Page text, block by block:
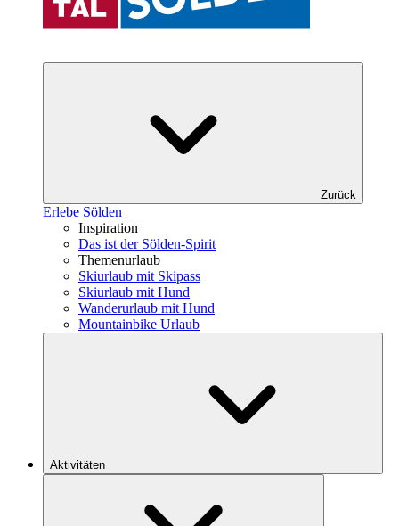
Zurück
Erlebe Sölden
Inspiration
Das ist der Sölden-Spirit
Themenurlaub
Skiurlaub mit Skipass
Skiurlaub mit Hund
Wanderurlaub mit Hund
Mountainbike Urlaub
Aktivitäten